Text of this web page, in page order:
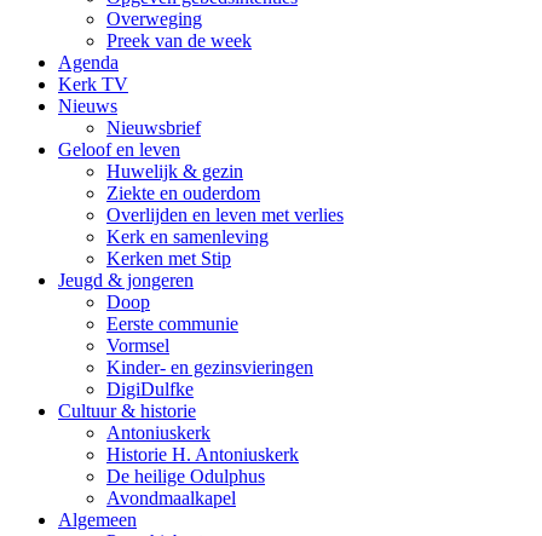
Overweging
Preek van de week
Agenda
Kerk TV
Nieuws
Nieuwsbrief
Geloof en leven
Huwelijk & gezin
Ziekte en ouderdom
Overlijden en leven met verlies
Kerk en samenleving
Kerken met Stip
Jeugd & jongeren
Doop
Eerste communie
Vormsel
Kinder- en gezinsvieringen
DigiDulfke
Cultuur & historie
Antoniuskerk
Historie H. Antoniuskerk
De heilige Odulphus
Avondmaalkapel
Algemeen